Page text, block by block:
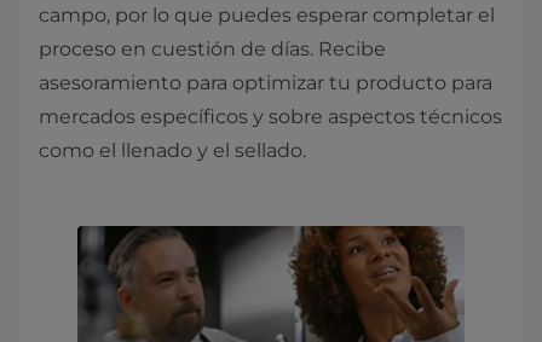
campo, por lo que puedes esperar completar el
proceso en cuestión de días. Recibe
asesoramiento para optimizar tu producto para
mercados específicos y sobre aspectos técnicos
como el llenado y el sellado.